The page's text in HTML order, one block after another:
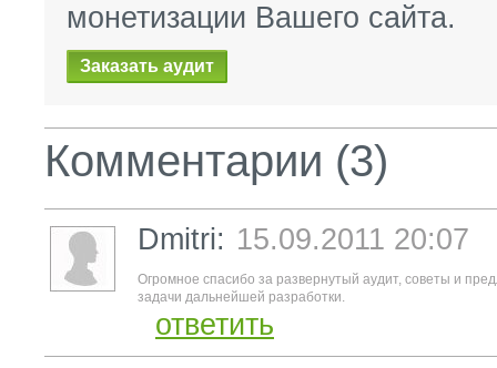
монетизации Вашего сайта.
Заказать аудит
Комментарии (3)
Dmitri: 15.09.2011 20:07
Огромное спасибо за развернутый аудит, советы и
задачи дальнейшей разработки.
ответить